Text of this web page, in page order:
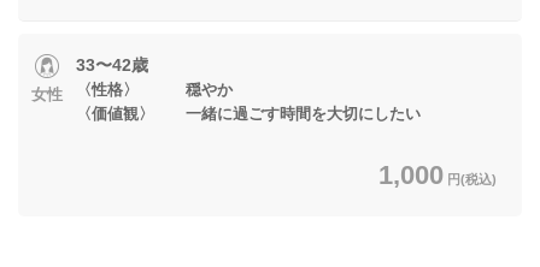
女性
33〜42歳
〈性格〉 穏やか
〈価値観〉 一緒に過ごす時間を大切にしたい
1,000 円(税込)